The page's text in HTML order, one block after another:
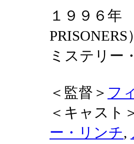
１９９６
PRISONERS）
ミステリー
＜監督＞ フ
＜キャスト
ー・リンチ,